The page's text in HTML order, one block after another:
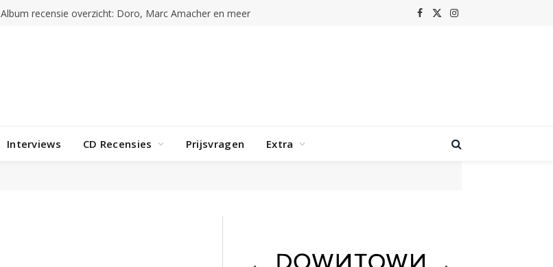
Album recensie overzicht: Doro, Marc Amacher en meer Facebook
X
Instagram
Interviews CD Recensies Prijsvragen Extra